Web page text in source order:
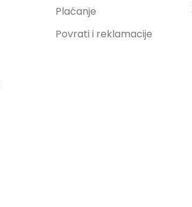
Plaćanje
Povrati i reklamacije